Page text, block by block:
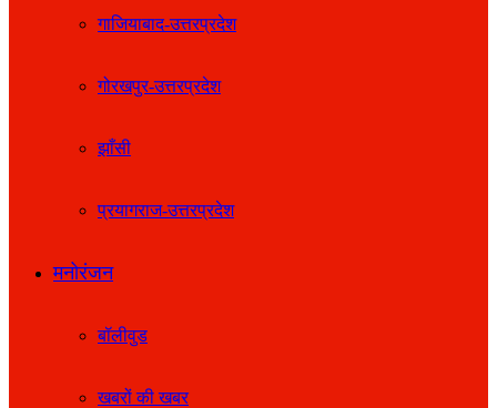
गाजियाबाद-उत्तरप्रदेश
गोरखपुर-उत्तरप्रदेश
झाँसी
प्रयागराज-उत्तरप्रदेश
मनोरंजन
बॉलीवुड
खबरों की खबर